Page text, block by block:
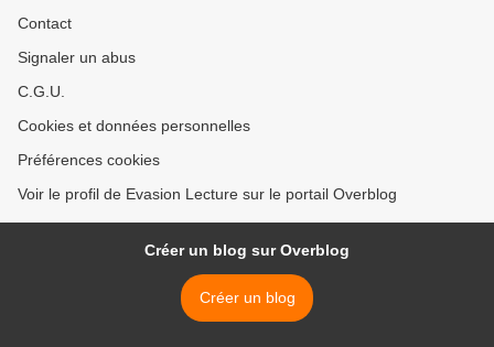
Contact
Signaler un abus
C.G.U.
Cookies et données personnelles
Préférences cookies
Voir le profil de Evasion Lecture sur le portail Overblog
Créer un blog sur Overblog
Créer un blog